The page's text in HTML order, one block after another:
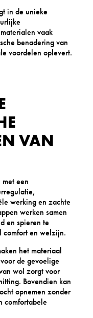
in de unieke
vaak
benadering van
voordelen oplevert.
VAN
een
werking en zachte
werken samen
en spieren te
comfort en welzijn.
het materiaal
de gevoelige
wol zorgt voor
Bovendien kan
opnemen zonder
comfortabele